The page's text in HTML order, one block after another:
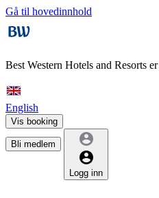
Gå til hovedinnhold
Best Western Hotels and Resorts er
English
Vis booking
Bli medlem
Logg inn